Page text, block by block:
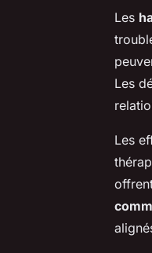
Les
Les
Les